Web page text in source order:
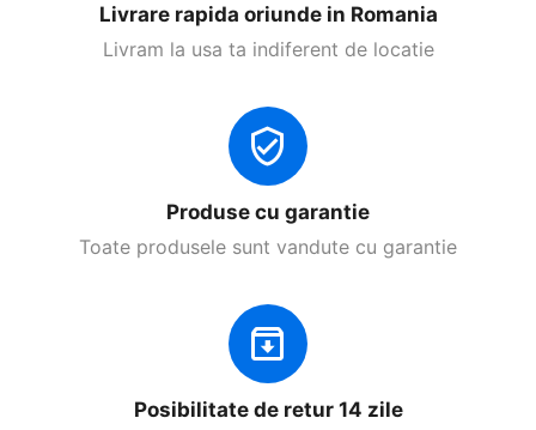
Livrare rapida oriunde in Romania
Livram la usa ta indiferent de locatie
Produse cu garantie
Toate produsele sunt vandute cu garantie
Posibilitate de retur 14 zile